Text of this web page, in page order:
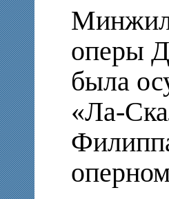
оперы
была
«Ла-